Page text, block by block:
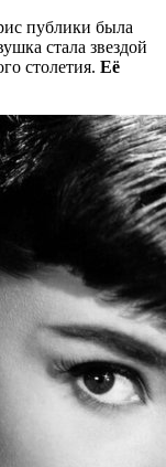
публики была
стала звездой
столетия. Её